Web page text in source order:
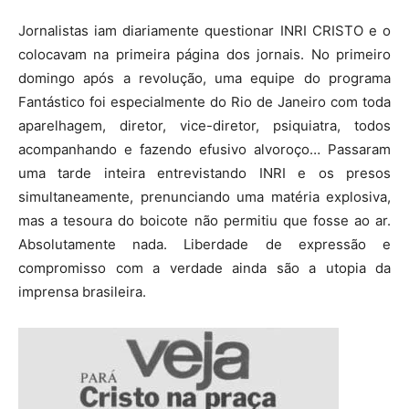
Jornalistas iam diariamente questionar INRI CRISTO e o
colocavam na primeira página dos jornais. No primeiro
domingo após a revolução, uma equipe do programa
Fantástico foi especialmente do Rio de Janeiro com toda
aparelhagem, diretor, vice-diretor, psiquiatra, todos
acompanhando e fazendo efusivo alvoroço… Passaram
uma tarde inteira entrevistando INRI e os presos
simultaneamente, prenunciando uma matéria explosiva,
mas a tesoura do boicote não permitiu que fosse ao ar.
Absolutamente nada. Liberdade de expressão e
compromisso com a verdade ainda são a utopia da
imprensa brasileira.